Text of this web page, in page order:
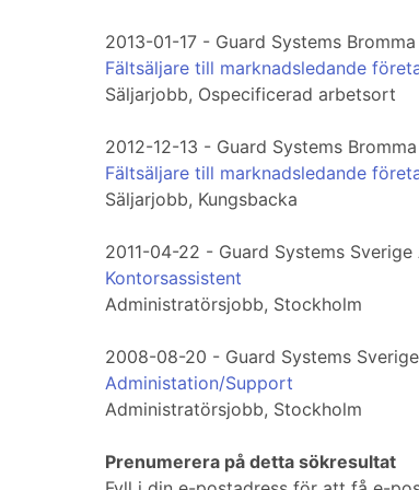
2013-01-17 - Guard Systems Bromma
Fältsäljare till marknadsledande
Säljarjobb, Ospecificerad arbetsort
2012-12-13 - Guard Systems Bromma
Fältsäljare till marknadsledande
Säljarjobb, Kungsbacka
2011-04-22 - Guard Systems
Kontorsassistent
Administratörsjobb, Stockholm
2008-08-20 - Guard Systems
Administation/Support
Administratörsjobb, Stockholm
Prenumerera på detta sökresultat